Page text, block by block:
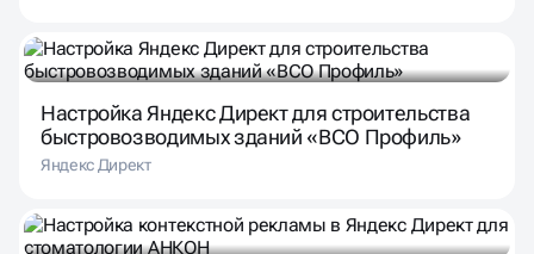
Настройка Яндекс Директ для строительства
быстровозводимых зданий «ВСО Профиль»
Яндекс Директ